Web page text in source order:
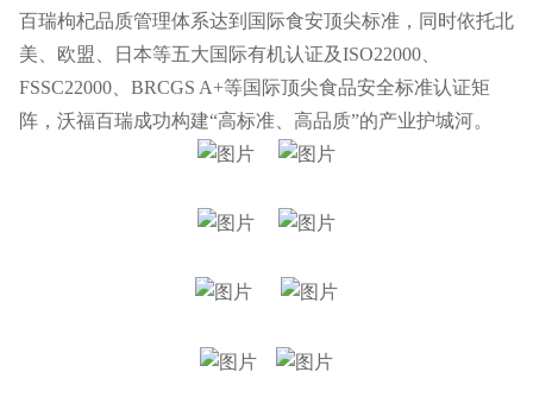
百瑞枸杞品质管理体系达到国际食安顶尖标准，同时依托北
美、欧盟、日本等五大国际有机认证及ISO22000、
FSSC22000、BRCGS A+等国际顶尖食品安全标准认证矩
阵，沃福百瑞成功构建“高标准、高品质”的产业护城河。